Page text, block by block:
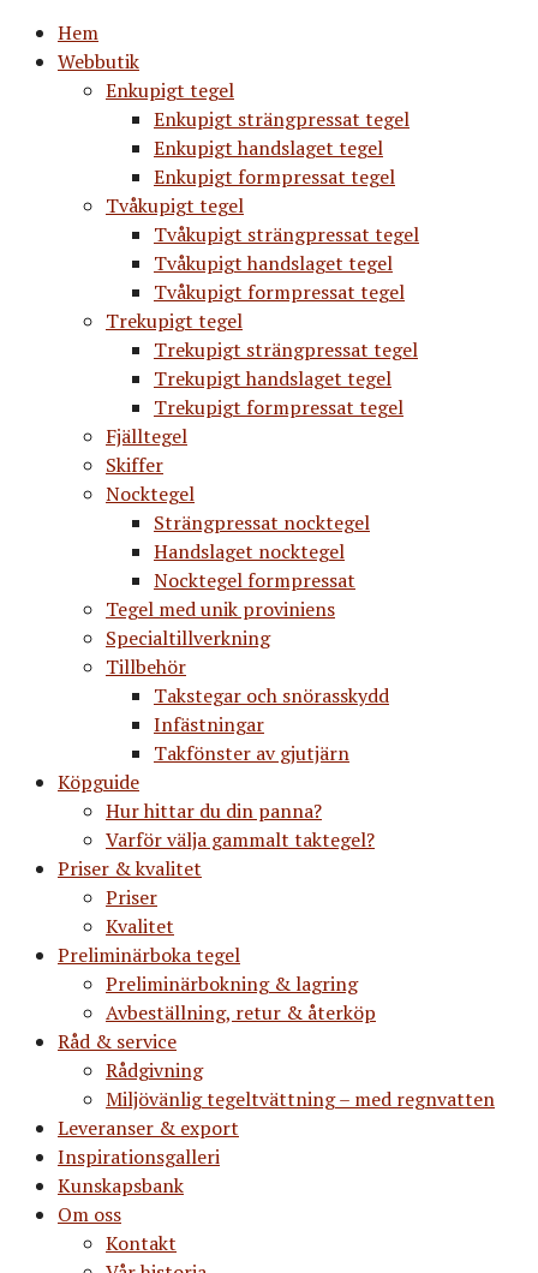
Hem
Webbutik
Enkupigt tegel
Enkupigt strängpressat tegel
Enkupigt handslaget tegel
Enkupigt formpressat tegel
Tvåkupigt tegel
Tvåkupigt strängpressat tegel
Tvåkupigt handslaget tegel
Tvåkupigt formpressat tegel
Trekupigt tegel
Trekupigt strängpressat tegel
Trekupigt handslaget tegel
Trekupigt formpressat tegel
Fjälltegel
Skiffer
Nocktegel
Strängpressat nocktegel
Handslaget nocktegel
Nocktegel formpressat
Tegel med unik proviniens
Specialtillverkning
Tillbehör
Takstegar och snörasskydd
Infästningar
Takfönster av gjutjärn
Köpguide
Hur hittar du din panna?
Varför välja gammalt taktegel?
Priser & kvalitet
Priser
Kvalitet
Preliminärboka tegel
Preliminärbokning & lagring
Avbeställning, retur & återköp
Råd & service
Rådgivning
Miljövänlig tegeltvättning – med regnvatten
Leveranser & export
Inspirationsgalleri
Kunskapsbank
Om oss
Kontakt